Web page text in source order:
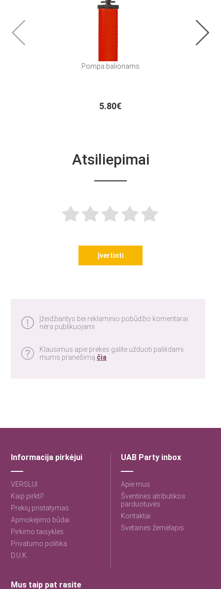
Pompa balionams
5.80€
Atsiliepimai
Įvertinti
Įžeidžiantys bei reklaminio pobūdžio komentarai
nėra publikuojami
Klausimus apie prekes galite užduoti palikdami
mums pranešimą čia
Informacija pirkėjui
VERSLUI
Kaip pirkti?
Prekių pristatymas
Apmokėjimo būdai
Pirkimo taisyklės
Privatumo politika
D.U.K.
UAB Party inbox
Apie mus
Šventinės atributikos
parduotuvės
Kontaktai
Svetainės žemėlapis
Mus taip pat rasite